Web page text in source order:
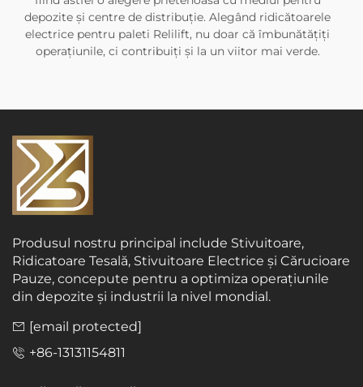
depozite și centre de distribuție. Alegând ridicătoarele
electrice pentru paleti Relilift, nu doar că îmbunătățiți
operațiunile, ci contribuiți și la un viitor mai verde.
Produsul nostru principal include Stivuitoare,
Ridicatoare Tesală, Stivuitoare Electrice și Cărucioare
Pauze, concepute pentru a optimiza operațiunile
din depozite și industrii la nivel mondial.
[email protected]
+86-13131154811